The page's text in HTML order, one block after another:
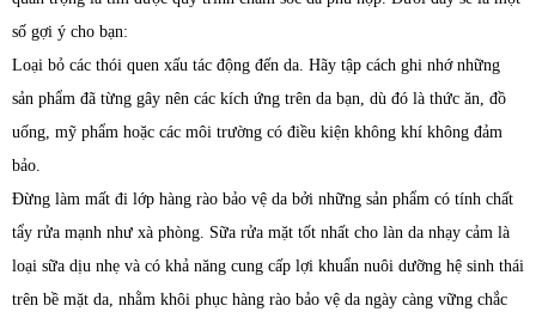
số gợi ý cho bạn:
Loại bỏ các thói quen xấu tác động đến da. Hãy tập cách ghi nhớ những
sản phẩm đã từng gây nên các kích ứng trên da bạn, dù đó là thức ăn, đồ
uống, mỹ phẩm hoặc các môi trường có điều kiện không khí không đảm
bảo.
Đừng làm mất đi lớp hàng rào bảo vệ da bởi những sản phẩm có tính chất
tẩy rửa mạnh như xà phòng. Sữa rửa mặt tốt nhất cho làn da nhạy cảm là
loại sữa dịu nhẹ và có khả năng cung cấp lợi khuẩn nuôi dưỡng hệ sinh thái
trên bề mặt da, nhằm khôi phục hàng rào bảo vệ da ngày càng vững chắc